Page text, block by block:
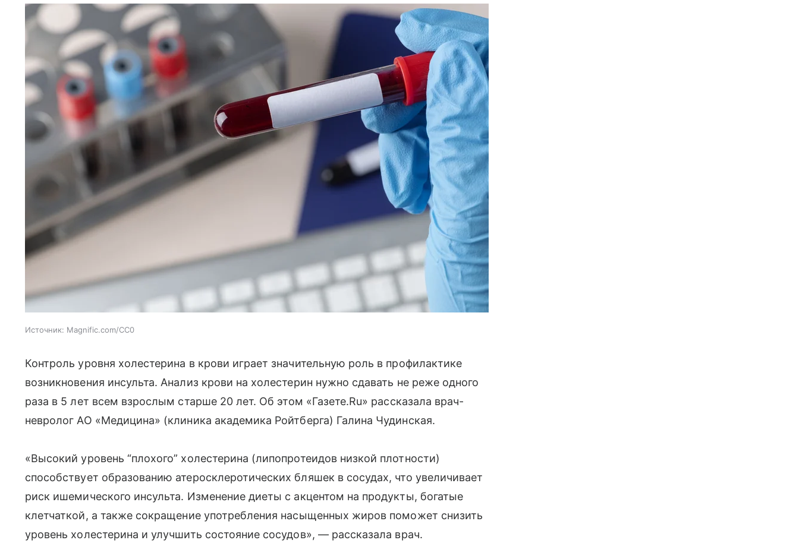
Источник: Magnific.com/CC0
Контроль уровня холестерина в крови играет значительную роль в профилактике
возникновения инсульта. Анализ крови на холестерин нужно сдавать не реже одного
раза в 5 лет всем взрослым старше 20 лет. Об этом «Газете.Ru» рассказала врач-
невролог АО «Медицина» (клиника академика Ройтберга) Галина Чудинская.
«Высокий уровень “плохого” холестерина (липопротеидов низкой плотности)
способствует образованию атеросклеротических бляшек в сосудах, что увеличивает
риск ишемического инсульта. Изменение диеты с акцентом на продукты, богатые
клетчаткой, а также сокращение употребления насыщенных жиров поможет снизить
уровень холестерина и улучшить состояние сосудов», — рассказала врач.